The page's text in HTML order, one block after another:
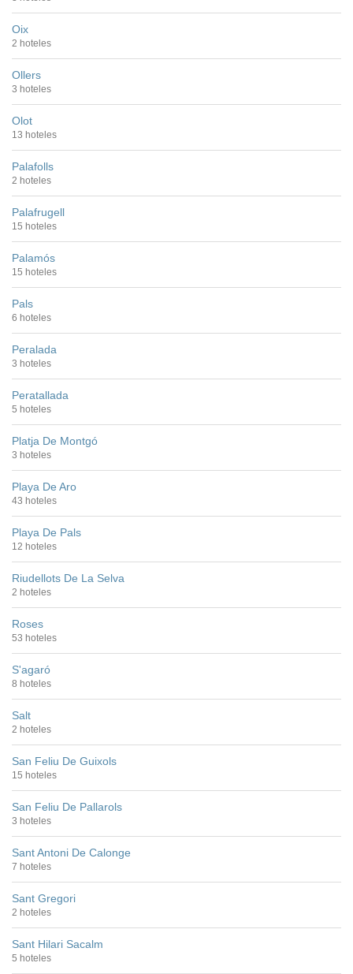
Oix
2 hoteles
Ollers
3 hoteles
Olot
13 hoteles
Palafolls
2 hoteles
Palafrugell
15 hoteles
Palamós
15 hoteles
Pals
6 hoteles
Peralada
3 hoteles
Peratallada
5 hoteles
Platja De Montgó
3 hoteles
Playa De Aro
43 hoteles
Playa De Pals
12 hoteles
Riudellots De La Selva
2 hoteles
Roses
53 hoteles
S'agaró
8 hoteles
Salt
2 hoteles
San Feliu De Guixols
15 hoteles
San Feliu De Pallarols
3 hoteles
Sant Antoni De Calonge
7 hoteles
Sant Gregori
2 hoteles
Sant Hilari Sacalm
5 hoteles